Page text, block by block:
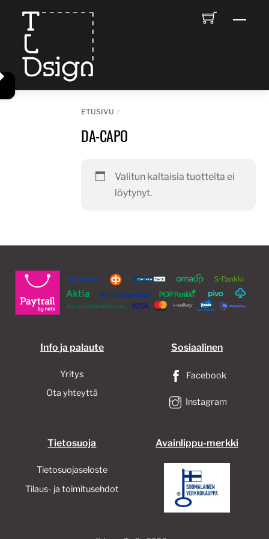
content
ETUSIVU
DA-CAPO
Valitun kaltaisia tuotteita ei
löytynyt.
Info ja palaute
Yritys
Ota yhteyttä
Sosiaalinen
Facebook
Instagram
Tietosuoja
Tietosuojaseloste
Tilaus- ja toimitusehdot
Avainlippu-merkki